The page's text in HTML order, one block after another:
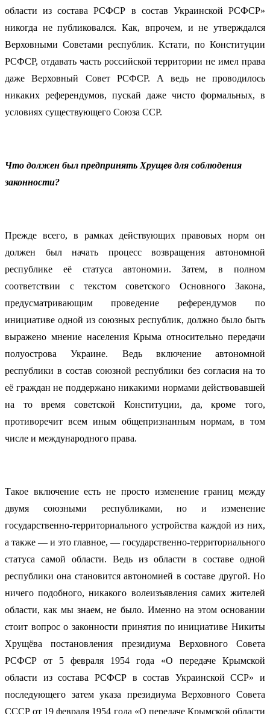
области из состава РСФСР в состав Украинской РСФСР»
никогда не публиковался. Как, впрочем, и не утверждался
Верховными Советами республик. Кстати, по Конституции
РСФСР, отдавать часть российской территории не имел права
даже Верховный Совет РСФСР. А ведь не проводилось
никаких референдумов, пускай даже чисто формальных, в
условиях существующего Союза ССР.
Что должен был предпринять Хрущев для соблюдения
законности?
Прежде всего, в рамках действующих правовых норм он
должен был начать процесс возвращения автономной
республике её статуса автономии. Затем, в полном
соответствии с текстом советского Основного Закона,
предусматривающим проведение референдумов по
инициативе одной из союзных республик, должно было быть
выражено мнение населения Крыма относительно передачи
полуострова Украине. Ведь включение автономной
республики в состав союзной республики без согласия на то
её граждан не поддержано никакими нормами действовавшей
на то время советской Конституции, да, кроме того,
противоречит всем иным общепризнанным нормам, в том
числе и международного права.
Такое включение есть не просто изменение границ между
двумя союзными республиками, но и изменение
государственно-территориального устройства каждой из них,
а также — и это главное, — государственно-территориального
статуса самой области. Ведь из области в составе одной
республики она становится автономией в составе другой. Но
ничего подобного, никакого волеизъявления самих жителей
области, как мы знаем, не было. Именно на этом основании
стоит вопрос о законности принятия по инициативе Никиты
Хрущёва постановления президиума Верховного Совета
РСФСР от 5 февраля 1954 года «О передаче Крымской
области из состава РСФСР в состав Украинской ССР» и
последующего затем указа президиума Верховного Совета
СССР от 19 февраля 1954 года «О передаче Крымской области